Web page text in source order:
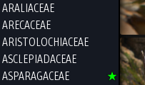
ARALIACEAE
ARECACEAE
ARISTOLOCHIACEAE
ASCLEPIADACEAE
ASPARAGACEAE